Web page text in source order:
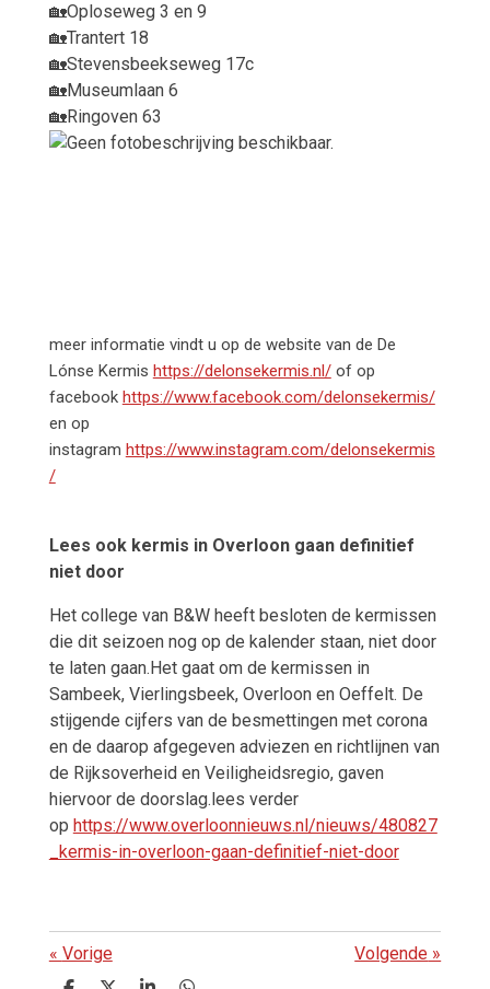
🏡Oploseweg 3 en 9
🏡Trantert 18
🏡Stevensbeekseweg 17c
🏡Museumlaan 6
🏡Ringoven 63
meer informatie vindt u op de website van de De
Lónse Kermis https://delonsekermis.nl/of op
facebook https://www.facebook.com/delonsekermis/
en op
instagram https://www.instagram.com/delonsekermis
/
Lees ook kermis in Overloon gaan definitief
niet door
Het college van B&W heeft besloten de kermissen
die dit seizoen nog op de kalender staan, niet door
te laten gaan.Het gaat om de kermissen in
Sambeek, Vierlingsbeek, Overloon en Oeffelt. De
stijgende cijfers van de besmettingen met corona
en de daarop afgegeven adviezen en richtlijnen van
de Rijksoverheid en Veiligheidsregio, gaven
hiervoor de doorslag.lees verder
op https://www.overloonnieuws.nl/nieuws/480827
_kermis-in-overloon-gaan-definitief-niet-door
« Vorige Volgende »